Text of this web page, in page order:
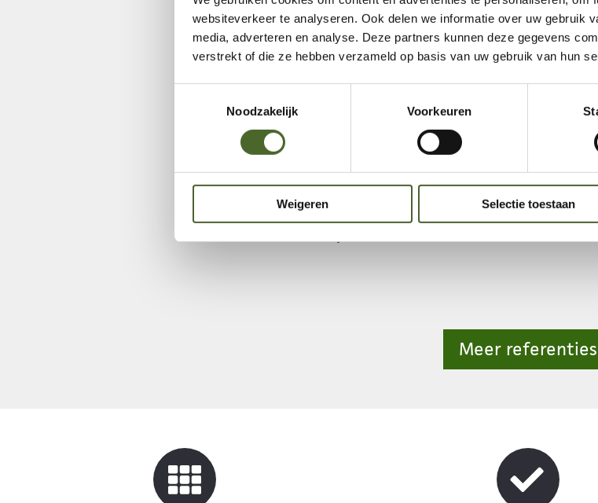
websiteverkeer te analyseren. Ook delen we informatie over uw gebruik
media, adverteren en analyse. Deze partners kunnen deze gegevens
verstrekt of die ze hebben verzameld op basis van uw gebruik van hun
Noodzakelijk
Voorkeuren
Weigeren Selectie toestaan
Karrenspoor
Meer referenties